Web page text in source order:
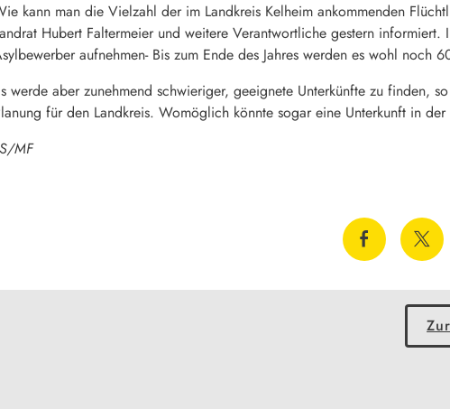
kann man die Vielzahl der im Landkreis Kelheim ankommenden
Hubert Faltermeier und weitere Verantwortliche gestern informiert.
aufnehmen- Bis zum Ende des Jahres werden es wohl
werde aber zunehmend schwieriger, geeignete Unterkünfte zu finden,
für den Landkreis. Womöglich könnte sogar eine Unterkunft in
MF